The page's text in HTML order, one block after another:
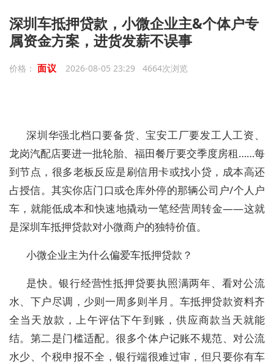
深圳车抵押贷款，小微企业主&个体户专
属资金方案，进货发薪不误事
价格： 面议 2026-08-05 23:29 4664次浏览
深圳华强北档口要备货、宝安工厂要发工人工资、
龙岗汽配店要进一批轮胎、福田餐厅要交季度房租……每
到节点，很多老板反应是刷信用卡或找小贷，成本高还
占授信。其实你店门口或仓库外停的那辆公司户/个人户
车，就能低成本和快速地撬动一笔经营周转金——这就
是深圳车抵押贷款对小微商户的独特价值。
小微企业主为什么偏爱车抵押贷款？
是快。银行经营性抵押贷要执照满两年、看对公流
水、下户尽调，少则一周多则半月。车抵押贷款资料齐
全当天放款，上午评估下午到账，供应商款当天就能
结。第二是门槛适配。很多个体户记账不规范、对公流
水少、个税申报不全，银行端很难过审，但只要你有车